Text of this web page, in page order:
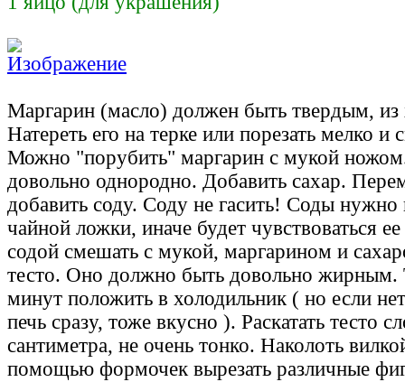
Маргарин (масло) должен быть твердым, из
Натереть его на терке или порезать мелко и
Можно "порубить" маргарин с мукой
довольно однородно. Добавить сахар.
добавить соду. Соду не гасить! Соды нужно
чайной ложки, иначе будет чувствоваться
содой смешать с мукой, маргарином и
тесто. Оно должно быть довольно жирным.
минут положить в холодильник ( но если
печь сразу, тоже вкусно ). Раскатать тесто
сантиметра, не очень тонко. Наколоть
помощью формочек вырезать различные